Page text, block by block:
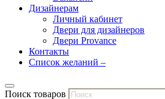
Дизайнерам
Личный кабинет
Двери для дизайнеров
Двери Provance
Контакты
Список желаний –
Поиск товаров